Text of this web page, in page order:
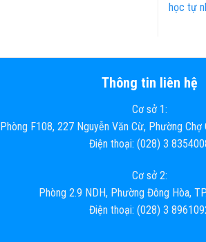
học tự
Thông tin liên hệ
Cơ sở 1:
Phòng F108, 227 Nguyễn Văn Cừ, Phường Chợ
Điện thoại: (028) 3
Cơ sở 2:
Phòng 2.9 NDH, Phường Đông Hòa,
Điện thoại: (028) 3